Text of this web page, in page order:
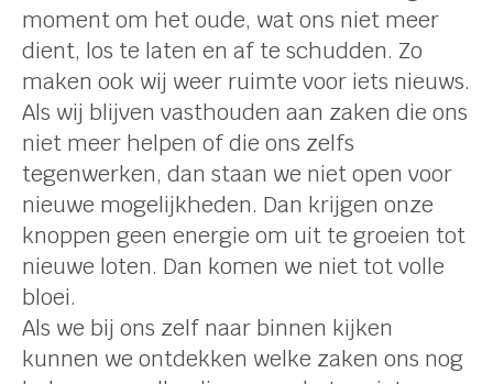
moment om het oude, wat ons niet meer
dient, los te laten en af te schudden. Zo
maken ook wij weer ruimte voor iets nieuws.
Als wij blijven vasthouden aan zaken die ons
niet meer helpen of die ons zelfs
tegenwerken, dan staan we niet open voor
nieuwe mogelijkheden. Dan krijgen onze
knoppen geen energie om uit te groeien tot
nieuwe loten. Dan komen we niet tot volle
bloei.
Als we bij ons zelf naar binnen kijken
kunnen we ontdekken welke zaken ons nog